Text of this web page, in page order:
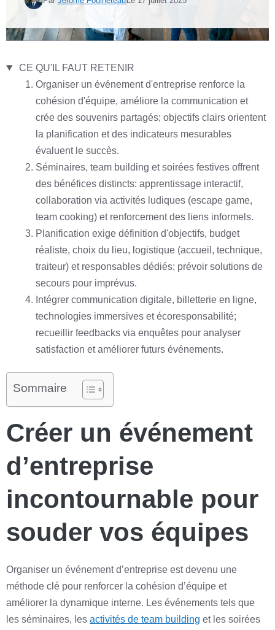
CE QU'IL FAUT RETENIR
Organiser un événement d'entreprise renforce la
cohésion d'équipe, améliore la communication et
crée des souvenirs partagés; objectifs clairs orientent
la planification et des indicateurs mesurables
évaluent le succès.
Séminaires, team building et soirées festives offrent
des bénéfices distincts: apprentissage interactif,
collaboration via activités ludiques (escape game,
team cooking) et renforcement des liens informels.
Planification exige définition d'objectifs, budget
réaliste, choix du lieu, logistique (accueil, technique,
traiteur) et responsables dédiés; prévoir solutions de
secours pour imprévus.
Intégrer communication digitale, billetterie en ligne,
technologies immersives et écoresponsabilité;
recueillir feedbacks via enquêtes pour analyser
satisfaction et améliorer futurs événements.
Sommaire
Créer un événement
d’entreprise
incontournable pour
souder vos équipes
Organiser un événement d’entreprise est devenu une
méthode clé pour renforcer la cohésion d’équipe et
améliorer la dynamique interne. Les événements tels que
les séminaires, les activités de team building et les soirées